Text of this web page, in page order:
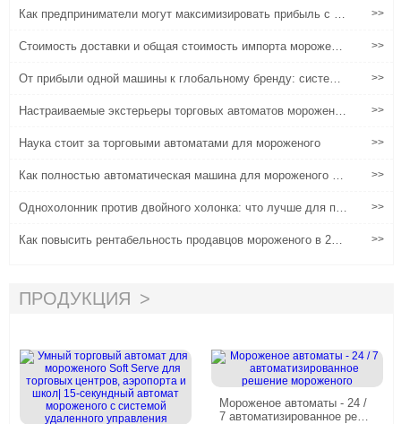
Как предприниматели могут максимизировать прибыль с по
>>
Стоимость доставки и общая стоимость импорта морожено
>>
От прибыли одной машины к глобальному бренду: система
>>
Настраиваемые экстерьеры торговых автоматов мороженог
цены и оперативной ценности
>>
Наука стоит за торговыми автоматами для мороженого >>
Как полностью автоматическая машина для мороженого мо
>>
Однохолонник против двойного холонка: что лучше для пр
>>
Как повысить рентабельность продавцов мороженого в 202
>>
ПРОДУКЦИЯ
Мороженое автоматы - 24 /
7 автоматизированное реше